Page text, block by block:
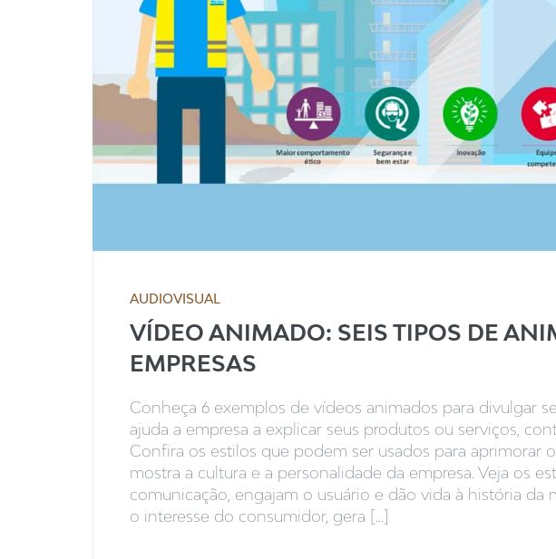
AUDIOVISUAL
VÍDEO ANIMADO: SEIS TIPOS DE
EMPRESAS
Conheça 6 exemplos de vídeos animados para divulgar
ajuda a empresa a explicar seus produtos ou serviços,
Confira os estilos que podem ser usados para aprimorar
mostra a cultura e a personalidade da empresa. Veja os
comunicação, engajam o usuário e dão vida à história da
o interesse do consumidor, gera [...]